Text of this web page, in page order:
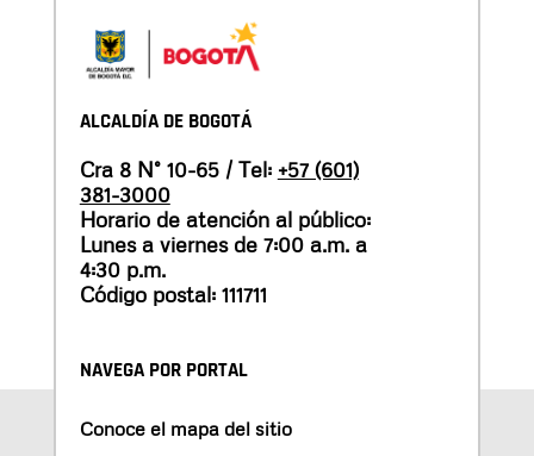
ALCALDÍA DE BOGOTÁ
Cra 8 N° 10-65 / Tel: +57 (601)
381-3000
Horario de atención al público:
Lunes a viernes de 7:00 a.m. a
4:30 p.m.
Código postal: 111711
NAVEGA POR PORTAL
Conoce el mapa del sitio